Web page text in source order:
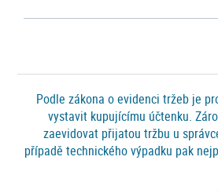
Podle zákona o evidenci tržeb je
vystavit kupujícímu účtenku.
zaevidovat přijatou tržbu u
případě technického výpadku pak